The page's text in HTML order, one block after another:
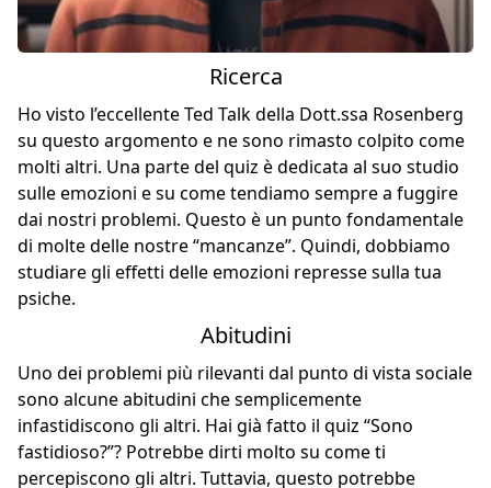
Ricerca
Ho visto l’eccellente Ted Talk della Dott.ssa Rosenberg
su questo argomento e ne sono rimasto colpito come
molti altri. Una parte del quiz è dedicata al suo studio
sulle emozioni e su come tendiamo sempre a fuggire
dai nostri problemi. Questo è un punto fondamentale
di molte delle nostre “mancanze”. Quindi, dobbiamo
studiare gli effetti delle emozioni represse sulla tua
psiche.
Abitudini
Uno dei problemi più rilevanti dal punto di vista sociale
sono alcune abitudini che semplicemente
infastidiscono gli altri. Hai già fatto il quiz “Sono
fastidioso?”? Potrebbe dirti molto su come ti
percepiscono gli altri. Tuttavia, questo potrebbe